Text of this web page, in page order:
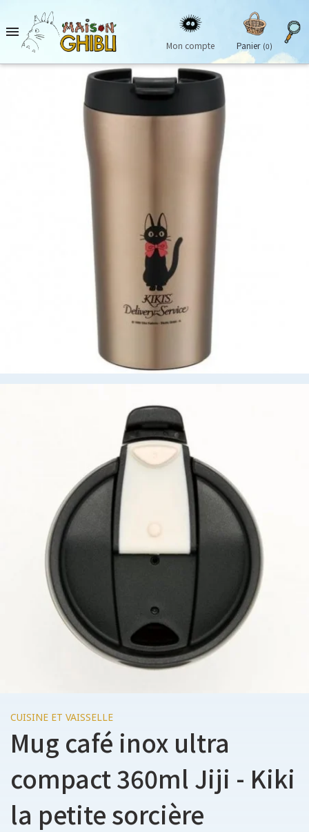

Mon compte Panier (0)
CUISINE ET VAISSELLE
Mug café inox ultra
compact 360ml Jiji - Kiki
la petite sorcière